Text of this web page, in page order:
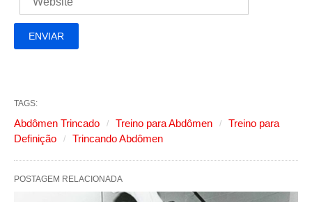
TAGS:
Abdômen Trincado Treino para Abdômen
Treino para
Definição
Trincando Abdômen
POSTAGEM RELACIONADA